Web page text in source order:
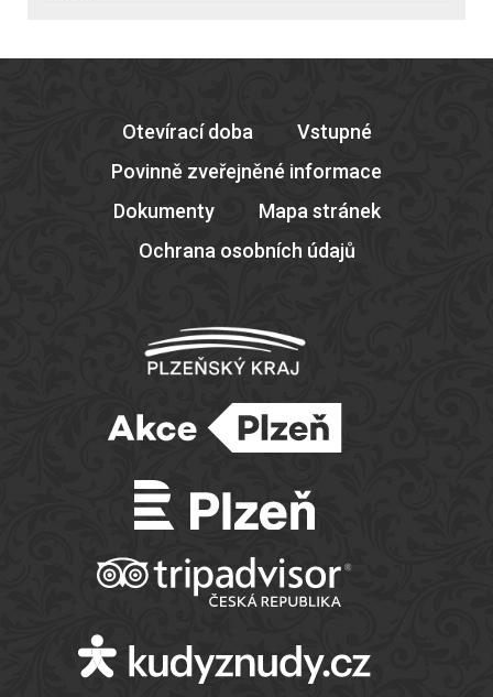
Otevírací doba
Vstupné
Povinně zveřejněné informace
Dokumenty
Mapa stránek
Ochrana osobních údajů